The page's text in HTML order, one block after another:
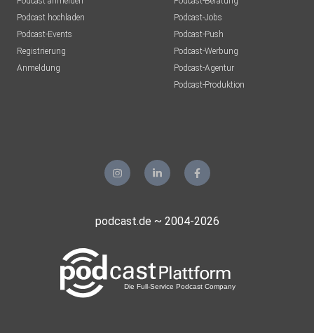
Podcast hochladen
Podcast-Events
Registrierung
Anmeldung
Podcast-Jobs
Podcast-Push
Podcast-Werbung
Podcast-Agentur
Podcast-Produktion
podcast.de ~ 2004-2026